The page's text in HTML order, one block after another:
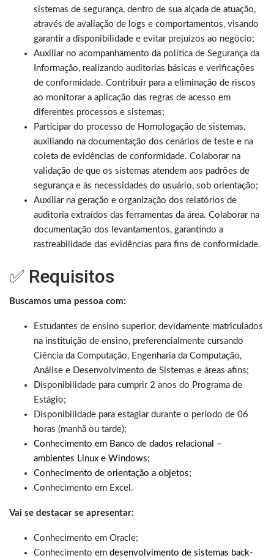
sistemas de segurança, dentro de sua alçada de atuação,
através de avaliação de logs e comportamentos, visando
garantir a disponibilidade e evitar prejuízos ao negócio;
Auxiliar no acompanhamento da política de Segurança da
Informação, realizando auditorias básicas e verificações
de conformidade. Contribuir para a eliminação de riscos
ao monitorar a aplicação das regras de acesso em
diferentes processos e sistemas;
Participar do processo de Homologação de sistemas,
auxiliando na documentação dos cenários de teste e na
coleta de evidências de conformidade. Colaborar na
validação de que os sistemas atendem aos padrões de
segurança e às necessidades do usuário, sob orientação;
Auxiliar na geração e organização dos relatórios de
auditoria extraídos das ferramentas da área. Colaborar na
documentação dos levantamentos, garantindo a
rastreabilidade das evidências para fins de conformidade.
✅ Requisitos
Buscamos uma pessoa com:
Estudantes de ensino superior, devidamente matriculados
na instituição de ensino, preferencialmente cursando
Ciência da Computação, Engenharia da Computação,
Análise e Desenvolvimento de Sistemas e áreas afins;
Disponibilidade para cumprir 2 anos do Programa de
Estágio;
Disponibilidade para estagiar durante o período de 06
horas (manhã ou tarde);
Conhecimento em Banco de dados relacional –
ambientes Linux e Windows;
Conhecimento de orientação a objetos;
Conhecimento em Excel.
Vai se destacar se apresentar:
Conhecimento em Oracle;
Conhecimento em desenvolvimento de sistemas back-